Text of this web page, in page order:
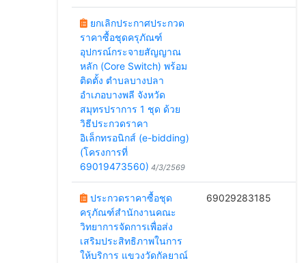
ยกเลิกประกาศประกวด
ราคาซื้อชุดครุภัณฑ์
อุปกรณ์กระจายสัญญาณ
หลัก (Core Switch) พร้อม
ติดตั้ง ตำบลบางปลา
อำเภอบางพลี จังหวัด
สมุทรปราการ 1 ชุด ด้วย
วิธีประกวดราคา
อิเล็กทรอนิกส์ (e-bidding)
(โครงการที่
69019473560) 4/3/2569
ประกวดราคาซื้อชุด
ครุภัณฑ์สำนักงานคณะ
วิทยาการจัดการเพื่อส่ง
เสริมประสิทธิภาพในการ
ให้บริการ แขวงวัดกัลยาณ์
69029283185